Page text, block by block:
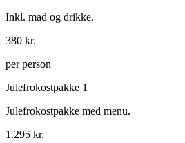
Inkl. mad og drikke.
380 kr.
per person
Julefrokostpakke 1
Julefrokostpakke med menu.
1.295 kr.